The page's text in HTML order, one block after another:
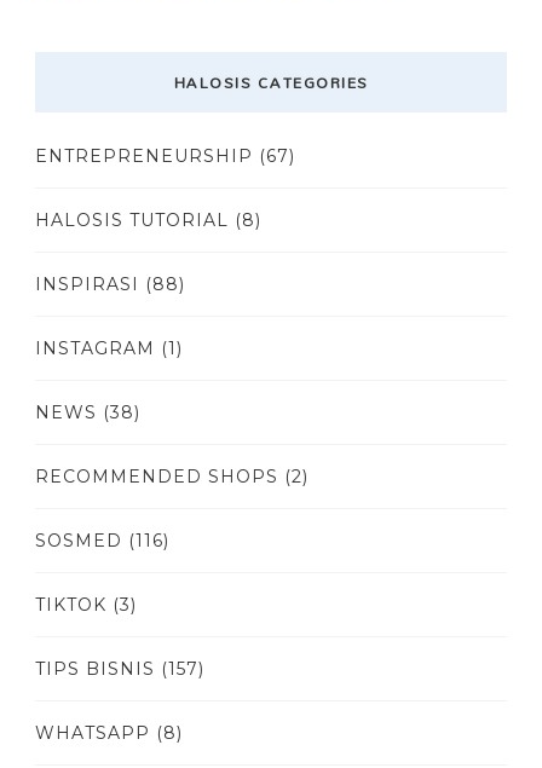
HALOSIS CATEGORIES
ENTREPRENEURSHIP (67)
HALOSIS TUTORIAL (8)
INSPIRASI (88)
INSTAGRAM (1)
NEWS (38)
RECOMMENDED SHOPS (2)
SOSMED (116)
TIKTOK (3)
TIPS BISNIS (157)
WHATSAPP (8)